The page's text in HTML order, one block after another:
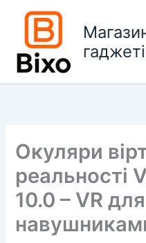
вмісту
Окуляри
реальності
10.0 – VR